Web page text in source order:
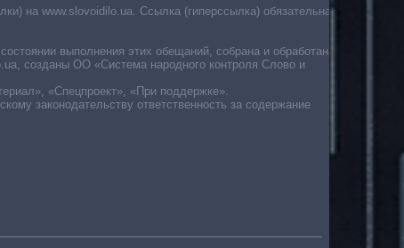
на www.slovoidilo.ua. Ссылка (гиперссылка) обязательна
выполнения этих обещаний, собрана и обработана
созданы ОО «Система народного контроля Слово и
«Спецпроект», «При поддержке».
законодательству ответственность за содержание